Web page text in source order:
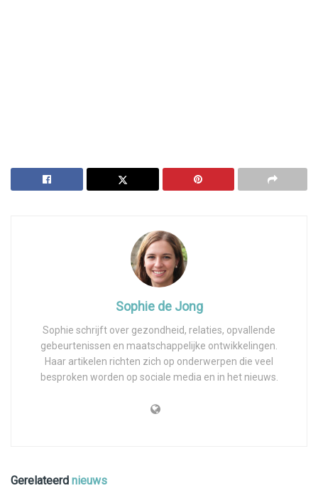
Sophie de Jong
Sophie schrijft over gezondheid, relaties, opvallende
gebeurtenissen en maatschappelijke ontwikkelingen.
Haar artikelen richten zich op onderwerpen die veel
besproken worden op sociale media en in het nieuws.
Gerelateerd nieuws